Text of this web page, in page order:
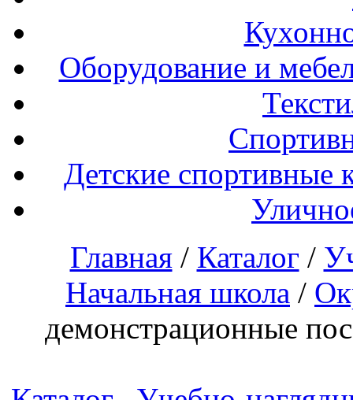
Оборудование и
Детские спортивные
Главная/ Каталог /
Начальная школа /
демонстрационные